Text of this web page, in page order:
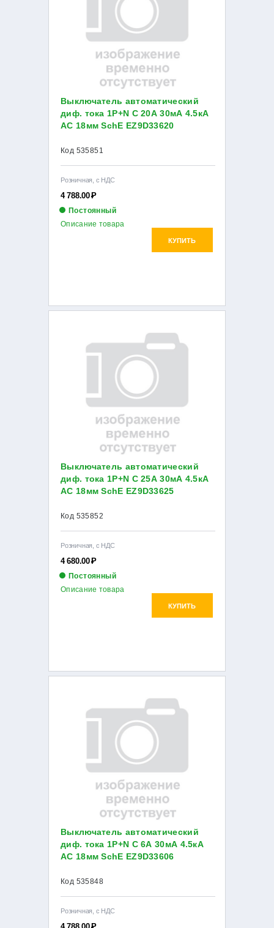
Выключатель автоматический
диф. тока 1P+N C 20А 30мА 4.5кА
AC 18мм SchE EZ9D33620
Код 535851
Розничная, с НДС
4 788.00Р
Постоянный
КУПИТЬ
Описание товара
Выключатель автоматический
диф. тока 1P+N C 25А 30мА 4.5кА
AC 18мм SchE EZ9D33625
Код 535852
Розничная, с НДС
4 680.00Р
Постоянный
КУПИТЬ
Описание товара
Выключатель автоматический
диф. тока 1P+N C 6А 30мА 4.5кА
AC 18мм SchE EZ9D33606
Код 535848
Розничная, с НДС